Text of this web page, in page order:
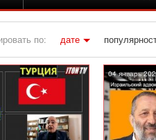
по: дате
» Материалы за 04.01.202304 январь